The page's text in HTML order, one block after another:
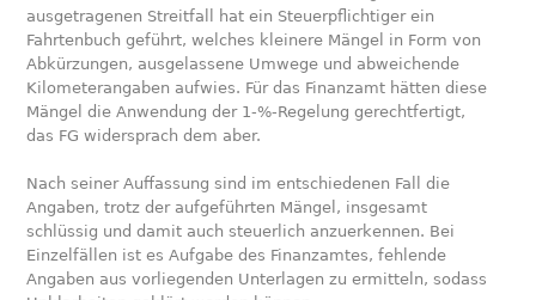
ausgetragenen Streitfall hat ein Steuerpflichtiger ein
Fahrtenbuch geführt, welches kleinere Mängel in Form von
Abkürzungen, ausgelassene Umwege und abweichende
Kilometerangaben aufwies. Für das Finanzamt hätten diese
Mängel die Anwendung der 1-%-Regelung gerechtfertigt,
das FG widersprach dem aber.
Nach seiner Auffassung sind im entschiedenen Fall die
Angaben, trotz der aufgeführten Mängel, insgesamt
schlüssig und damit auch steuerlich anzuerkennen. Bei
Einzelfällen ist es Aufgabe des Finanzamtes, fehlende
Angaben aus vorliegenden Unterlagen zu ermitteln, sodass